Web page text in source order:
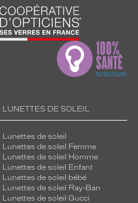
LUNETTES DE SOLEIL
Lunettes de soleil
Lunettes de soleil Femme
Lunettes de soleil Homme
Lunettes de soleil Enfant
Lunettes de soleil bébé
Lunettes de soleil Ray-Ban
Lunettes de soleil Gucci